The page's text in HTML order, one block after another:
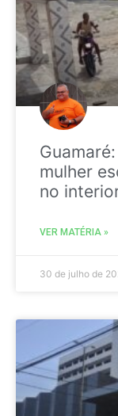
Guamaré:
mulher
no
VER MATÉRIA »
30 de julho de